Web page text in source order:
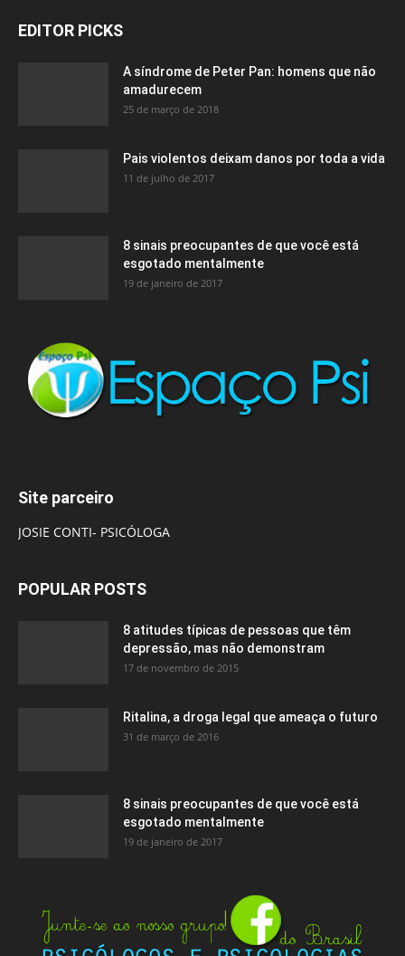
EDITOR PICKS
A síndrome de Peter Pan: homens que não
amadurecem
25 de março de 2018
Pais violentos deixam danos por toda a vida
11 de julho de 2017
8 sinais preocupantes de que você está
esgotado mentalmente
19 de janeiro de 2017
Site parceiro
JOSIE CONTI- PSICÓLOGA
POPULAR POSTS
8 atitudes típicas de pessoas que têm
depressão, mas não demonstram
17 de novembro de 2015
Ritalina, a droga legal que ameaça o futuro
31 de março de 2016
8 sinais preocupantes de que você está
esgotado mentalmente
19 de janeiro de 2017